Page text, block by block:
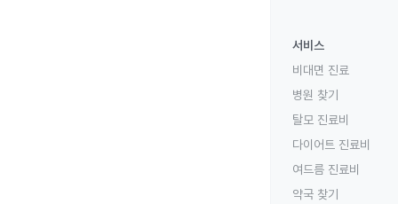
서비스
비대면 진료
병원 찾기
탈모 진료비
다이어트 진료비
여드름 진료비
약국 찾기